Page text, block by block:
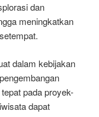
dan
meningkatkan
dalam kebijakan
pada proyek-
dapat